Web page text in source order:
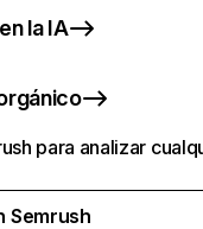
la IA
para analizar
Semrush